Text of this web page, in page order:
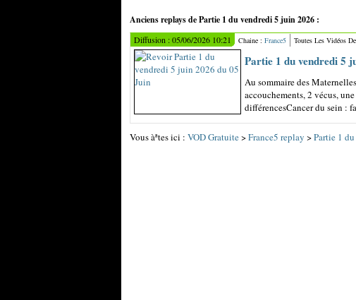
Anciens replays de Partie 1 du vendredi 5 juin 2026 :
Diffusion : 05/06/2026 10:21 Chaine : France5 Toutes Les Vidéos De
Partie 1 du vendredi 5
Au sommaire des
accouchements, 2 vécus,
différencesCancer du sein :
Vous àªtes ici : VOD Gratuite>France5 replay >Partie 1